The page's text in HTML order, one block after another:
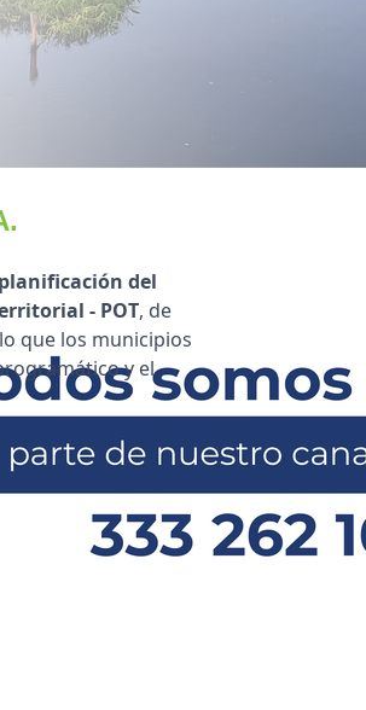
del
- POT, de
que los municipios
y el